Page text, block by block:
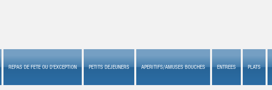
REPAS DE FETE OU D'EXCEPTION PETITS DEJEUNERS APERITIFS/AMUSES BOUCHES ENTREES PLATS